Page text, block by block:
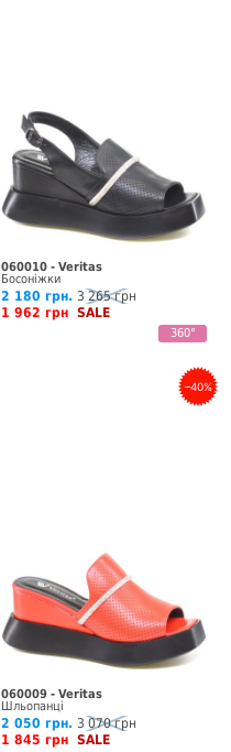
060010 - Veritas
Босоніжки
2 180 грн. 3 265 грн
1 962 грн SALE
360°
–40%
060009 - Veritas
Шльопанці
2 050 грн. 3 070 грн
1 845 грн SALE